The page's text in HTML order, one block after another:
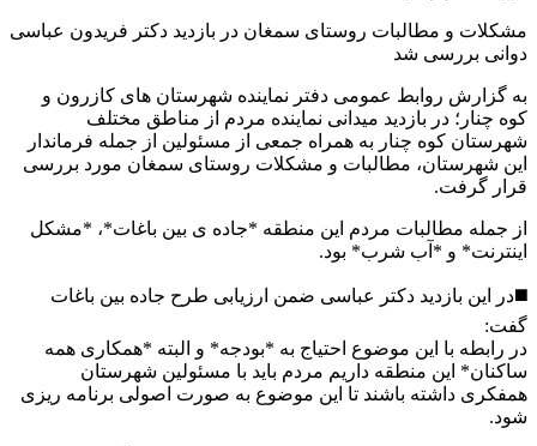
مشکلات و مطالبات روستای سمغان در بازدید دکتر فریدون عباسی
دوانی بررسی شد
به گزارش روابط عمومی دفتر نماینده شهرستان های کازرون و
کوه چنار؛ در بازدید میدانی نماینده مردم از مناطق مختلف
شهرستان کوه چنار به همراه جمعی از مسئولین از جمله فرماندار
این شهرستان، مطالبات و مشکلات روستای سمغان مورد بررسی
قرار گرفت.
از جمله مطالبات مردم این منطقه *جاده ی بین باغات*، *مشکل
اینترنت* و *آب شرب* بود.
◼️در این بازدید دکتر عباسی ضمن ارزیابی طرح جاده بین باغات
گفت:
در رابطه با این موضوع احتیاج به *بودجه* و البته *همکاری همه
ساکنان* این منطقه داریم مردم باید با مسئولین شهرستان
همفکری داشته باشند تا این موضوع به صورت اصولی برنامه ریزی
شود.